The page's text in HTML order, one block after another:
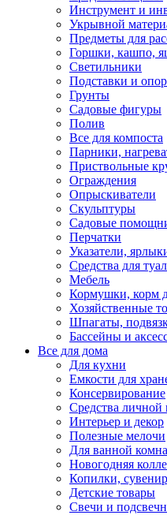
Инструмент и
Укрывной
Предметы для
Горшки, кашпо,
Светильники
Подставки и
Грунты
Садовые фигуры
Полив
Все для компоста
Парники,
Приствольные
Ограждения
Опрыскиватели
Скульптуры
Садовые
Перчатки
Указатели,
Средства для
Мебель
Кормушки, корм
Хозяйственные
Шпагаты,
Бассейны и
Все для дома
Для кухни
Емкости для
Консервирование
Средства личной
Интерьер и декор
Полезные мелочи
Для ванной
Новогодняя
Копилки,
Детские товары
Свечи и